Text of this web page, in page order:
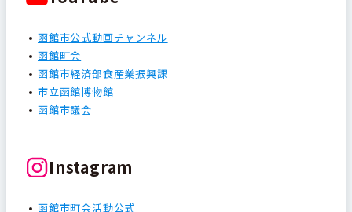
函館市公式動画チャンネル
函館町会
函館市経済部食産業振興課
市立函館博物館
函館市議会
Instagram
函館市町会活動公式